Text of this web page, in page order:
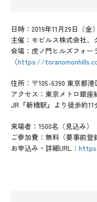
日時：2019年11月29日（金
主催：モビルス株式会社
会場：虎ノ門ヒルズフォ
（https://
住所：〒105-6390 東京都
アクセス：東京メトロ銀座
JR『新橋駅』より徒歩約
来場者：1500名 （見込み）
ご参加費：無料（要事前登
お申込み・詳細URL：